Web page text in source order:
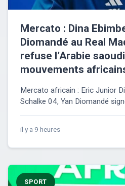
Mercato : Dina
Diomandé au Real
refuse l’Arabie
mouvements
Mercato africain : Eric Junior
Schalke 04, Yan Diomandé
il y a 9 heures
SPORT